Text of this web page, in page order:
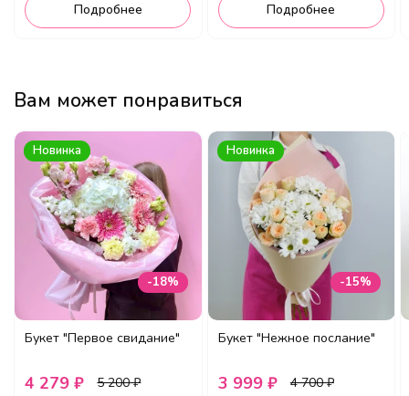
Подробнее Подробнее
Вам может понравиться
Новинка
-18%
Букет "Первое свидание"
4 279 ₽ 5 200 ₽
Новинка
-15%
Букет "Нежное послание"
3 999 ₽ 4 700 ₽